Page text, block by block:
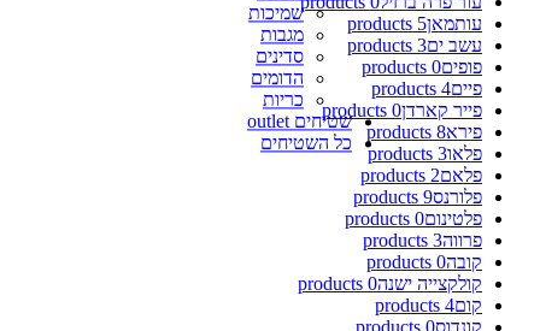
שמיכות
מגבות
סדינים
הדומים
כריות
שטיחים outlet
כל השטיחים
עותמאן5 products
עשב ים3 products
פופים0 products
פיים4 products
פייר קארדן0 products
פירא8 products
פלאו3 products
פלאם2 products
פלורנס9 products
פלטינום0 products
פרווה3 products
קובה0 products
קולקצייה ישנה0 products
קום4 products
קונדוס0 products